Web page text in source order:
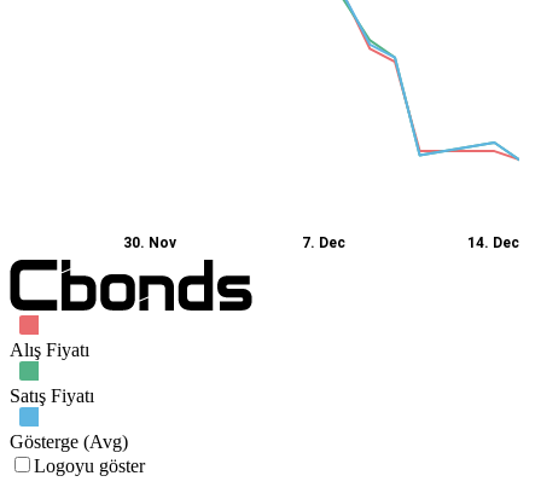
30. Nov 7. Dec 14. Dec
Alış Fiyatı
Satış Fiyatı
Gösterge (Avg)
Logoyu göster